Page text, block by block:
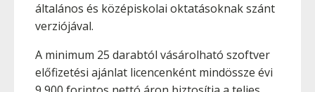
általános és középiskolai oktatásoknak szánt
verziójával.
A minimum 25 darabtól vásárolható szoftver
előfizetési ajánlat licencenként mindössze évi